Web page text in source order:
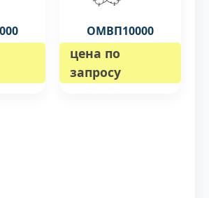
ОМВП10000
цена по
запросу